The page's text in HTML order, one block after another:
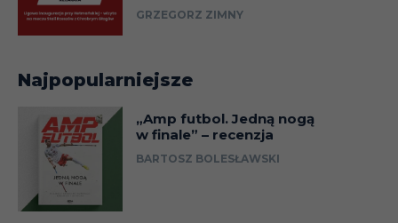
GRZEGORZ ZIMNY
Najpopularniejsze
„Amp futbol. Jedną nogą
w finale” – recenzja
BARTOSZ BOLESŁAWSKI